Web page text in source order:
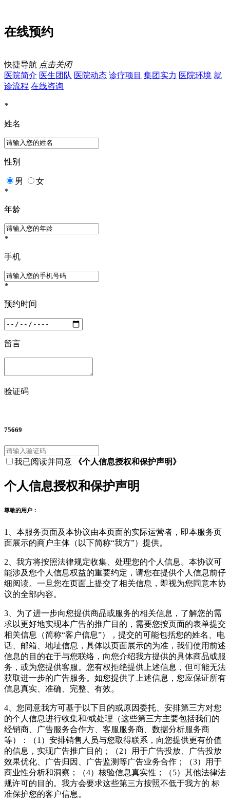
在线预约
快捷导航 点击关闭
医院简介 医生团队 医院动态 诊疗项目 集团实力 医院环境 就
诊流程 在线咨询
*
姓名
性别
男
女
*
年龄
*
手机
*
预约时间
留言
验证码
75669
我已阅读并同意 《个人信息授权和保护声明》
个人信息授权和保护声明
尊敬的用户：
1、本服务页面及本协议由本页面的实际运营者，即本服务页
面展示的商户主体（以下简称“我方”）提供。
2、我方将按照法律规定收集、处理您的个人信息。本协议可
能涉及您个人信息权益的重要约定，请您在提供个人信息前仔
细阅读。一旦您在页面上提交了相关信息，即视为您同意本协
议的全部内容。
3、为了进一步向您提供商品或服务的相关信息，了解您的需
求以更好地实现本广告的推广目的，需要您按页面的表单提交
相关信息（简称“客户信息”），提交的可能包括您的姓名、电
话、邮箱、地址信息，具体以页面展示的为准，我们使用前述
信息的目的在于与您联络，向您介绍我方提供的具体商品或服
务，或为您提供客服。您有权拒绝提供上述信息，但可能无法
获取进一步的广告服务。如您提供了上述信息，您应保证所有
信息真实、准确、完整、有效。
4、您同意我方可基于以下目的或原因委托、安排第三方对您
的个人信息进行收集和/或处理（这些第三方主要包括我们的
经销商、广告服务合作方、客服服务商、数据分析服务商
等）：（1）安排销售人员与您取得联系，向您提供更有价值
的信息，实现广告推广目的；（2）用于广告投放、广告投放
效果优化、广告归因、广告监测等广告业务合作；（3）用于
商业性分析和洞察；（4）核验信息真实性；（5）其他法律法
规许可的目的。我方会要求这些第三方按照不低于我方的 标
准保护您的客户信息。